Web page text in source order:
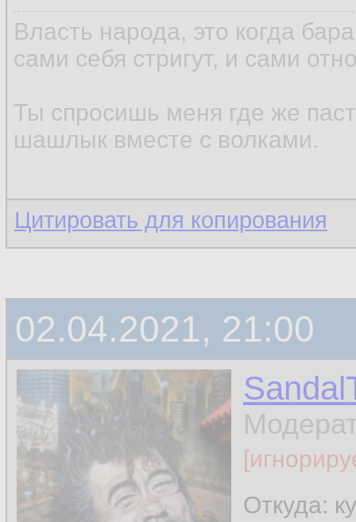
Власть народа, это когда
сами себя стригут, и сами
Ты спросишь меня где же
шашлык вместе с волками.
Цитировать для копирования
02.04.2021, 21:00
Откуда: